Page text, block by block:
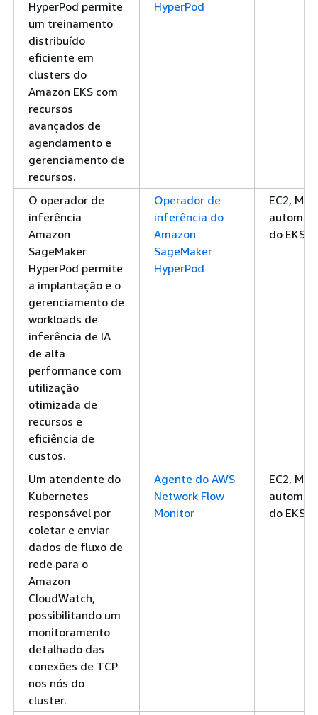
HyperPod permite
um treinamento
distribuído
eficiente em
clusters do
Amazon EKS com
recursos
avançados de
agendamento e
gerenciamento de
recursos.
HyperPod
O operador de
inferência
Amazon
SageMaker
HyperPod permite
a implantação e o
gerenciamento de
workloads de
inferência de IA
de alta
performance com
utilização
otimizada de
recursos e
eficiência de
custos.
Operador de
inferência do
Amazon
SageMaker
HyperPod
EC2,
do EKS
Um atendente do
Kubernetes
responsável por
coletar e enviar
dados de fluxo de
rede para o
Amazon
CloudWatch,
possibilitando um
monitoramento
detalhado das
conexões de TCP
nos nós do
cluster.
Agente do AWS
Network Flow
Monitor
EC2,
do EKS